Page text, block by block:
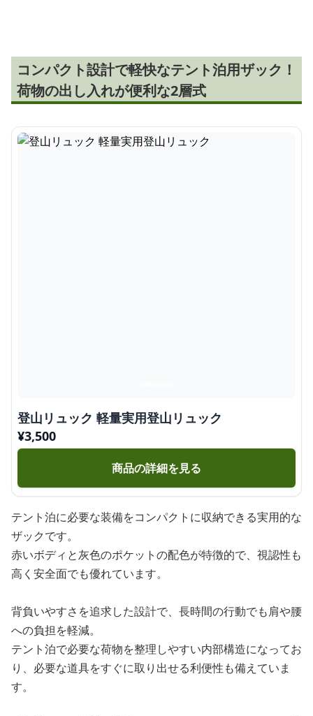
コンパクト設計で軽快なテント泊用ザック！
荷物の出し入れが便利な2層式
登山リュック 軽量実用登山リュック
¥3,500
商品の詳細を見る
テント泊に必要な装備をコンパクトに収納できる実用的な
ザックです。
赤いボディと灰色のポケットの配色が特徴的で、視認性も
高く安全面でも優れています。
背負いやすさを追求した設計で、長時間の行動でも肩や腰
への負担を軽減。
テント泊で必要な荷物を整理しやすい内部構造になってお
り、必要な道具をすぐに取り出せる利便性も備えていま
す。